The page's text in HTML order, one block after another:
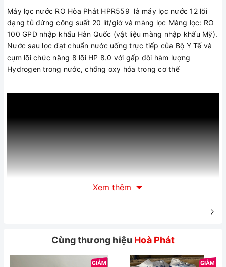
Máy lọc nước RO Hòa Phát HPR559 là máy lọc nước 12 lõi
dạng tủ đứng công suất 20 lít/giờ và màng lọc Màng lọc: RO
100 GPD nhập khẩu Hàn Quốc (vật liệu màng nhập khẩu Mỹ).
Nước sau lọc đạt chuẩn nước uống trực tiếp của Bộ Y Tế và
cụm lõi chức năng 8 lõi HP 8.0 với gấp đôi hàm lượng
Hydrogen trong nước, chống oxy hóa trong cơ thể
Xem thêm
Cùng thương hiệu Hoà Phát